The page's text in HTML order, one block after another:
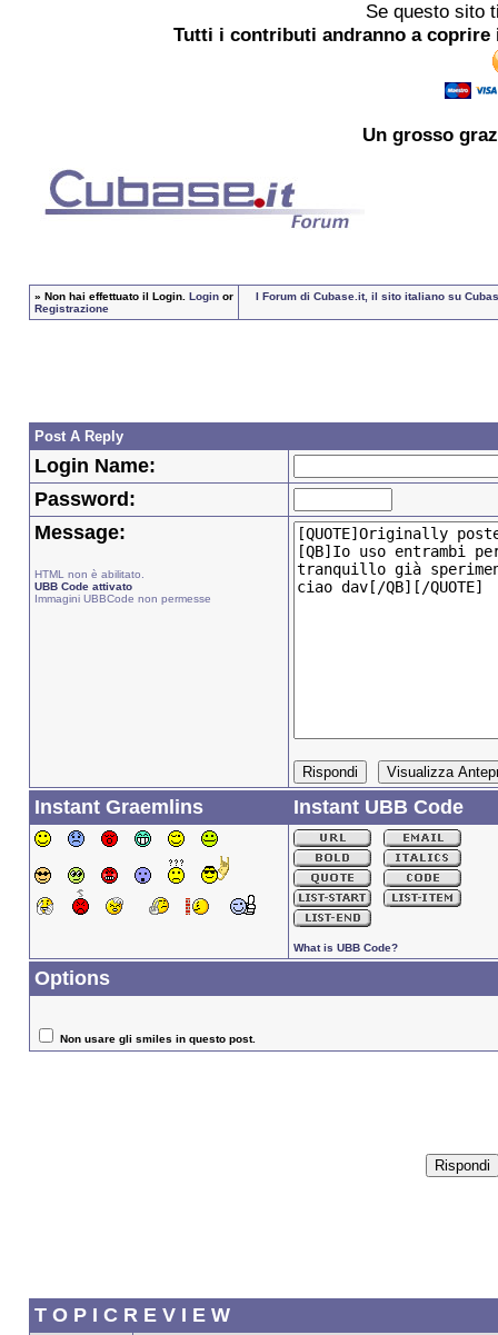
Se questo sito
Tutti i contributi andranno a
Un grosso
» Non hai effettuato il Login. Loginor
Registrazione
I Forum di Cubase.it, il sito italiano su
Post A Reply
Login Name:
Password:
Message:
HTML non è abilitato.
UBB Code attivato
Immagini UBBCode non permesse
Instant Graemlins Instant UBB Code
What is UBB Code?
Options
Non usare gli smiles in questo post.
T O P I C R E V I E W